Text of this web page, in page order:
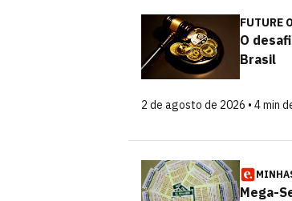
FUTURE
O
Brasil
2 de agosto de 2026 • 4 min
Mega-